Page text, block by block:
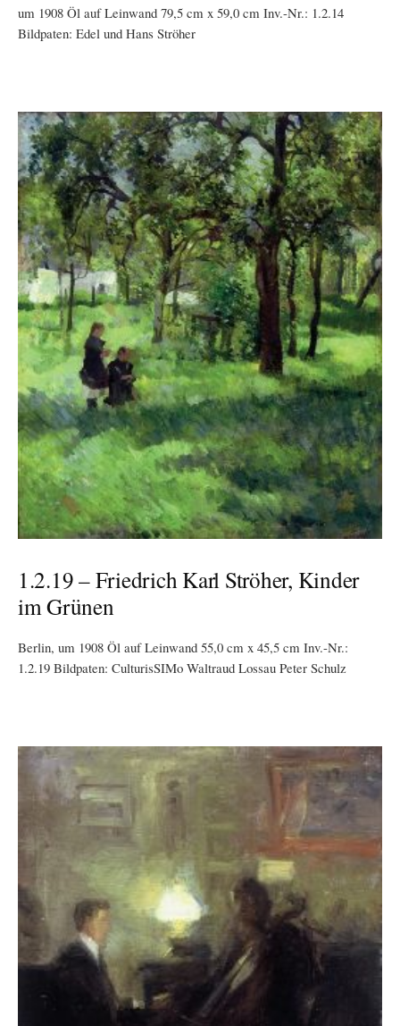
um 1908 Öl auf Leinwand 79,5 cm x 59,0 cm Inv.-Nr.: 1.2.14
Bildpaten: Edel und Hans Ströher
1.2.19 – Friedrich Karl Ströher, Kinder
im Grünen
Berlin, um 1908 Öl auf Leinwand 55,0 cm x 45,5 cm Inv.-Nr.:
1.2.19 Bildpaten: CulturisSIMo Waltraud Lossau Peter Schulz